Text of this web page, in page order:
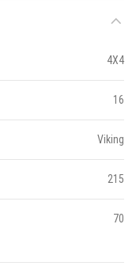
4Χ4
16
Viking
215
70